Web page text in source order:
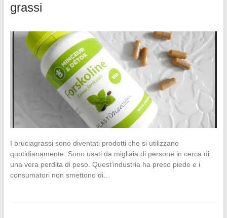
grassi
I bruciagrassi sono diventati prodotti che si utilizzano
quotidianamente. Sono usati da migliaia di persone in cerca di
una vera perdita di peso. Quest’industria ha preso piede e i
consumatori non smettono di…